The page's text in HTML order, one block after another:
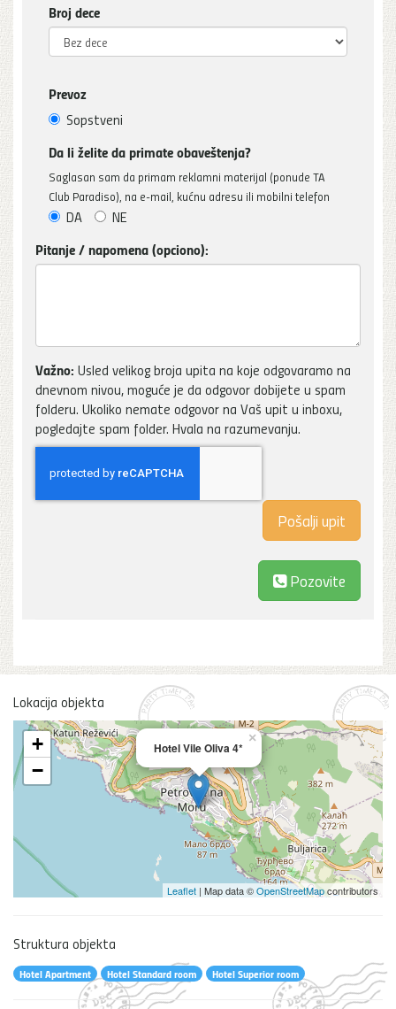
Broj dece
Prevoz
Sopstveni
Da li želite da primate obaveštenja?
Saglasan sam da primam reklamni materijal (ponude TA
Club Paradiso), na e-mail, kućnu adresu ili mobilni telefon
DA NE
Pitanje / napomena (opciono):
Važno: Usled velikog broja upita na koje odgovaramo na
dnevnom nivou, moguće je da odgovor dobijete u spam
folderu. Ukoliko nemate odgovor na Vaš upit u inboxu,
pogledajte spam folder. Hvala na razumevanju.
Pozovite
Lokacija objekta
Hotel Vile Oliva 4*
×
+
−
Leaflet | Map data ©OpenStreetMapcontributors
Struktura objekta
Hotel Apartment Hotel Standard room Hotel Superior room